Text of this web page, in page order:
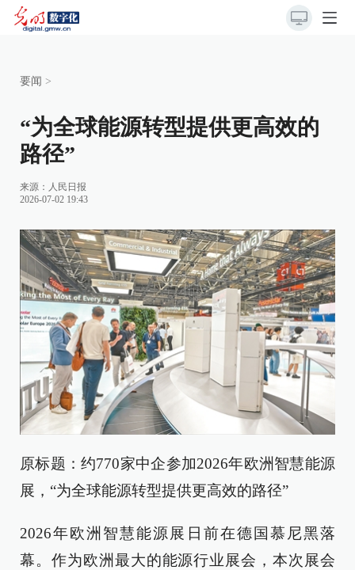
要闻 >
“为全球能源转型提供更高效的
路径”
来源： 人民日报
2026-07-02 19:43
原标题：约770家中企参加2026年欧洲智慧能源
展，“为全球能源转型提供更高效的路径”
2026年欧洲智慧能源展日前在德国慕尼黑落
幕。作为欧洲最大的能源行业展会，本次展会